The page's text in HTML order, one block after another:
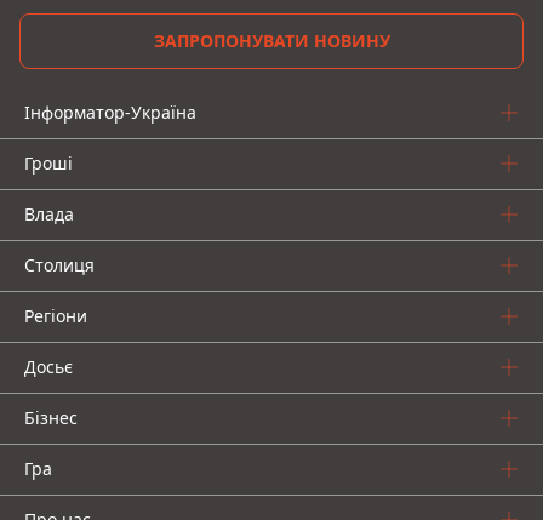
ЗАПРОПОНУВАТИ НОВИНУ
Інформатор-Україна
Гроші
Влада
Столиця
Регіони
Досьє
Бізнес
Гра